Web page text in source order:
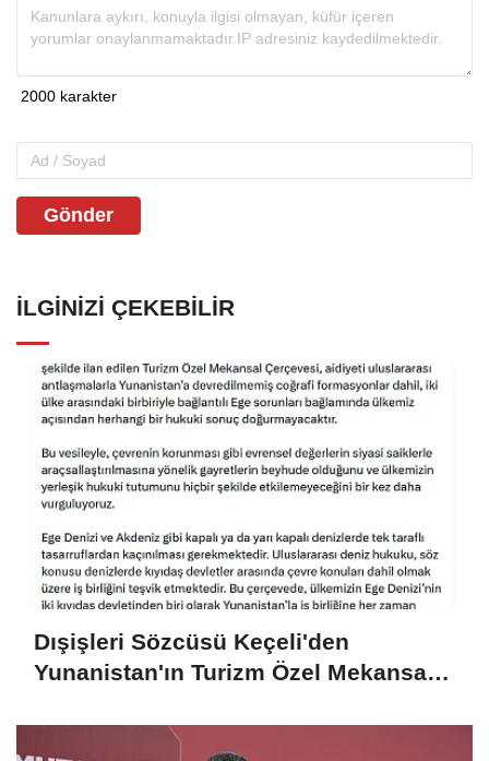
Gönder
İLGINIZI ÇEKEBILIR
Dışişleri Sözcüsü Keçeli'den
Yunanistan'ın Turizm Özel Mekansal